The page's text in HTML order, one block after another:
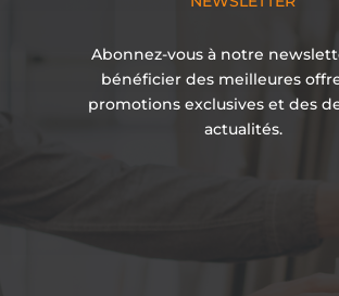
Abonnez-vous à notre
bénéficier des meilleures
promotions exclusives et des
actualités.